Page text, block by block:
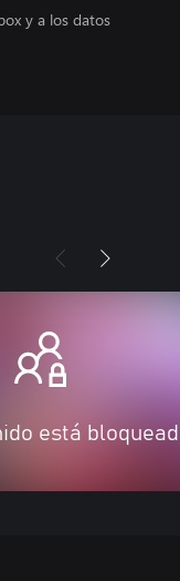
y a los datos
está